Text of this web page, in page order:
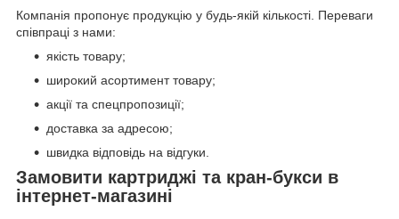
Компанія пропонує продукцію у будь-якій кількості. Переваги
співпраці з нами:
якість товару;
широкий асортимент товару;
акції та спецпропозиції;
доставка за адресою;
швидка відповідь на відгуки.
Замовити картриджі та кран-букси в
інтернет-магазині